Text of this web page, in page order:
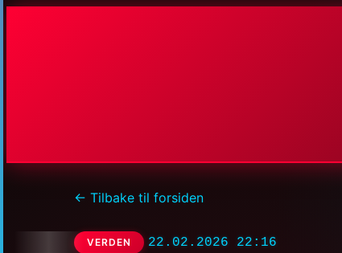
← Tilbake til forsiden
VERDEN 22.02.2026 22:16